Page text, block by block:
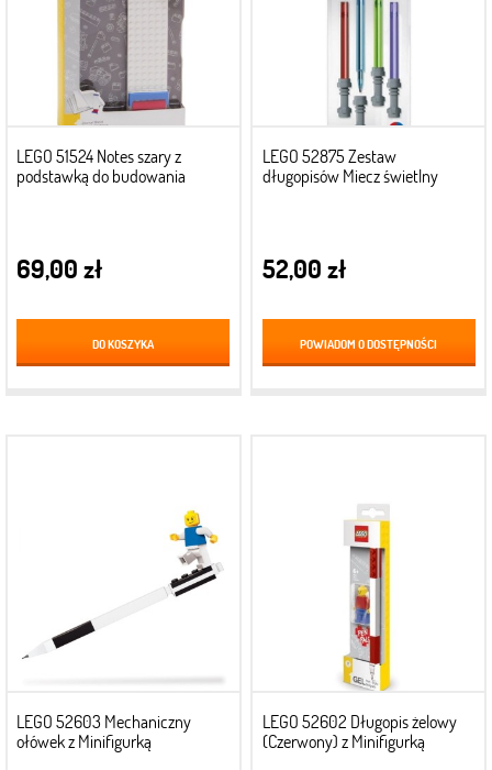
LEGO 51524 Notes szary z
podstawką do budowania
69,00 zł
DO KOSZYKA
LEGO 52875 Zestaw
długopisów Miecz świetlny
52,00 zł
POWIADOM O DOSTĘPNOŚCI
LEGO 52603 Mechaniczny
ołówek z Minifigurką
LEGO 52602 Długopis żelowy
(Czerwony) z Minifigurką